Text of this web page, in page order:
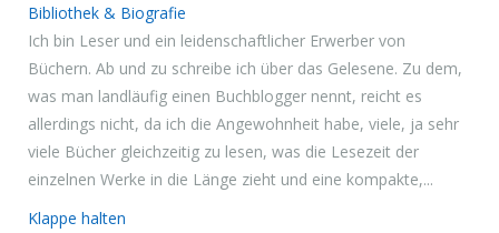
Bibliothek & Biografie
Ich bin Leser und ein leidenschaftlicher Erwerber von
Büchern. Ab und zu schreibe ich über das Gelesene. Zu dem,
was man landläufig einen Buchblogger nennt, reicht es
allerdings nicht, da ich die Angewohnheit habe, viele, ja sehr
viele Bücher gleichzeitig zu lesen, was die Lesezeit der
einzelnen Werke in die Länge zieht und eine kompakte,...
Klappe halten